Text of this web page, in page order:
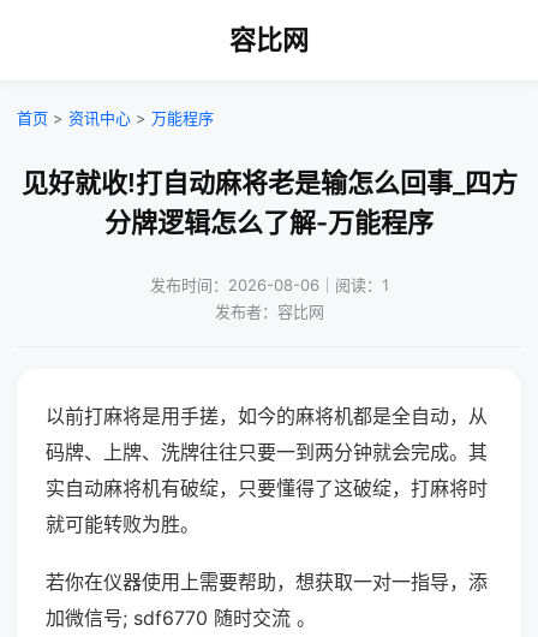
容比网
首页 > 资讯中心 > 万能程序
见好就收!打自动麻将老是输怎么回事_四方
分牌逻辑怎么了解-万能程序
发布时间：2026-08-06｜阅读：1
发布者：容比网
以前打麻将是用手搓，如今的麻将机都是全自动，从
码牌、上牌、洗牌往往只要一到两分钟就会完成。其
实自动麻将机有破绽，只要懂得了这破绽，打麻将时
就可能转败为胜。
若你在仪器使用上需要帮助，想获取一对一指导，添
加微信号; sdf6770 随时交流 。